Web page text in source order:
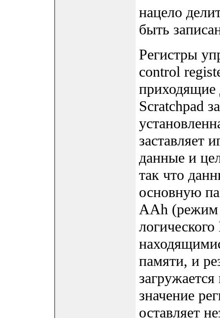
нацело
быть
Регистры
control
приходящие
Scratchpad
заставляет
данные и
так что
основную
AAh (режим
памяти, и
значение
оставляет